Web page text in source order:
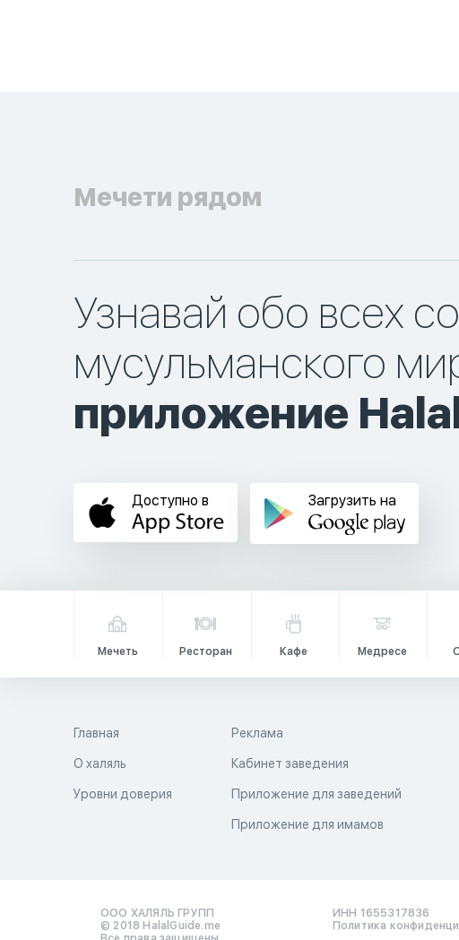
Мечети рядом
Узнавай обо всех
мусульманского
приложение
Доступно в Загрузить на
Мечеть Ресторан Кафе Медресе
Главная
О халяль
Уровни доверия
Реклама
Кабинет заведения
Приложение для заведений
Приложение для имамов
ООО ХАЛЯЛЬ ГРУПП
© 2018 HalalGuide.me
ИНН 1655317836
Политика